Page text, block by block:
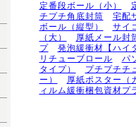
定番段ボール（小）
チプチ角底封筒
宅配
ボール（縦型）
サイ
（大）
厚紙メール封
プ
発泡緩衝材【ハイ
リチューブロール
パ
タイプ）
プチプチチ
ー）
厚紙ポスター（
ィルム緩衝梱包資材プ